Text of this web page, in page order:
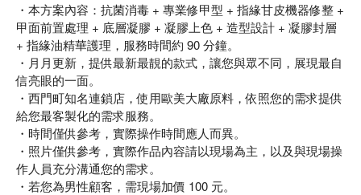
・本方案內容：抗菌消毒 + 專業修甲型 + 指緣甘皮機器修整 +
甲面前置處理 + 底層凝膠 + 凝膠上色 + 造型設計 + 凝膠封層
+ 指緣油精華護理，服務時間約 90 分鐘。
・月月更新，提供最新最靚的款式，讓您與眾不同，展現最自
信亮眼的一面。
・西門町知名連鎖店，使用歐美大廠原料，依照您的需求提供
給您最客製化的需求服務。
・時間僅供參考，實際操作時間應人而異。
・照片僅供參考，實際作品內容請以現場為主，以及與現場操
作人員充分溝通您的需求。
・若您為男性顧客，需現場加價 100 元。